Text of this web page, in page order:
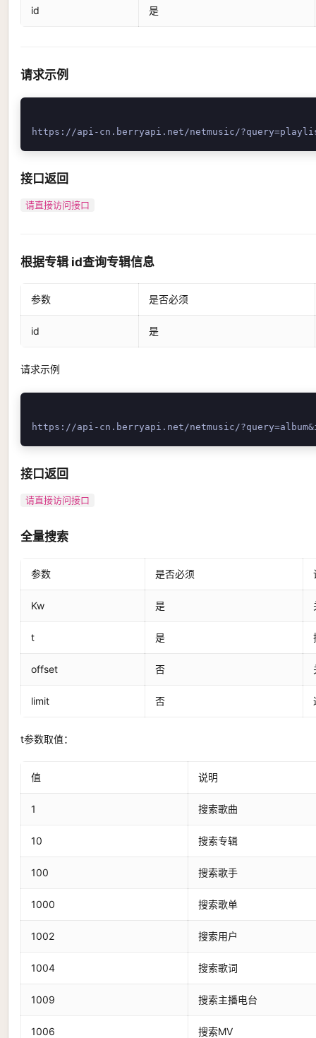
id 是
请求示例
接口返回
请直接访问接口
根据专辑 id查询专辑信息
参数 是否必须
id 是
请求示例
接口返回
请直接访问接口
全量搜索
参数 是否必须
Kw 是
t 是
offset 否
limit 否
t参数取值：
值 说明
1 搜索歌曲
10 搜索专辑
100 搜索歌手
1000 搜索歌单
1002 搜索用户
1004 搜索歌词
1009 搜索主播电台
1006 搜索MV